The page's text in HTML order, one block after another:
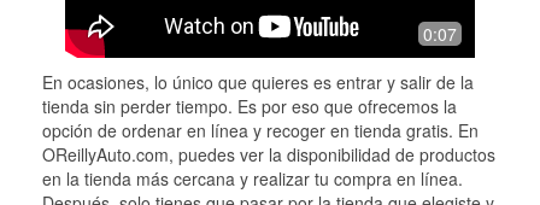
0:07
En ocasiones, lo único que quieres es entrar y salir de la
tienda sin perder tiempo. Es por eso que ofrecemos la
opción de ordenar en línea y recoger en tienda gratis. En
OReillyAuto.com, puedes ver la disponibilidad de productos
en la tienda más cercana y realizar tu compra en línea.